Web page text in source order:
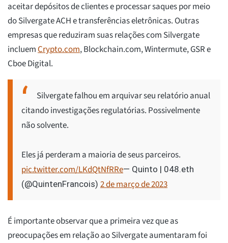
aceitar depósitos de clientes e processar saques por meio
do Silvergate ACH e transferências eletrônicas. Outras
empresas que reduziram suas relações com Silvergate
incluemCrypto.com, Blockchain.com, Wintermute, GSR e
Cboe Digital.
Silvergate falhou em arquivar seu relatório anual
citando investigações regulatórias. Possivelmente
não solvente.
Eles já perderam a maioria de seus parceiros.
pic.twitter.com/LKdQtNfRRe— Quinto | 048.eth
(@QuintenFrancois) 2 de março de 2023
É importante observar que a primeira vez que as
preocupações em relação ao Silvergate aumentaram foi